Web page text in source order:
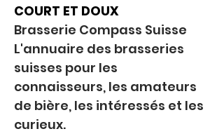
COURT ET DOUX
Brasserie Compass Suisse
L'annuaire des brasseries
suisses pour les
connaisseurs, les amateurs
de bière, les intéressés et les
curieux.